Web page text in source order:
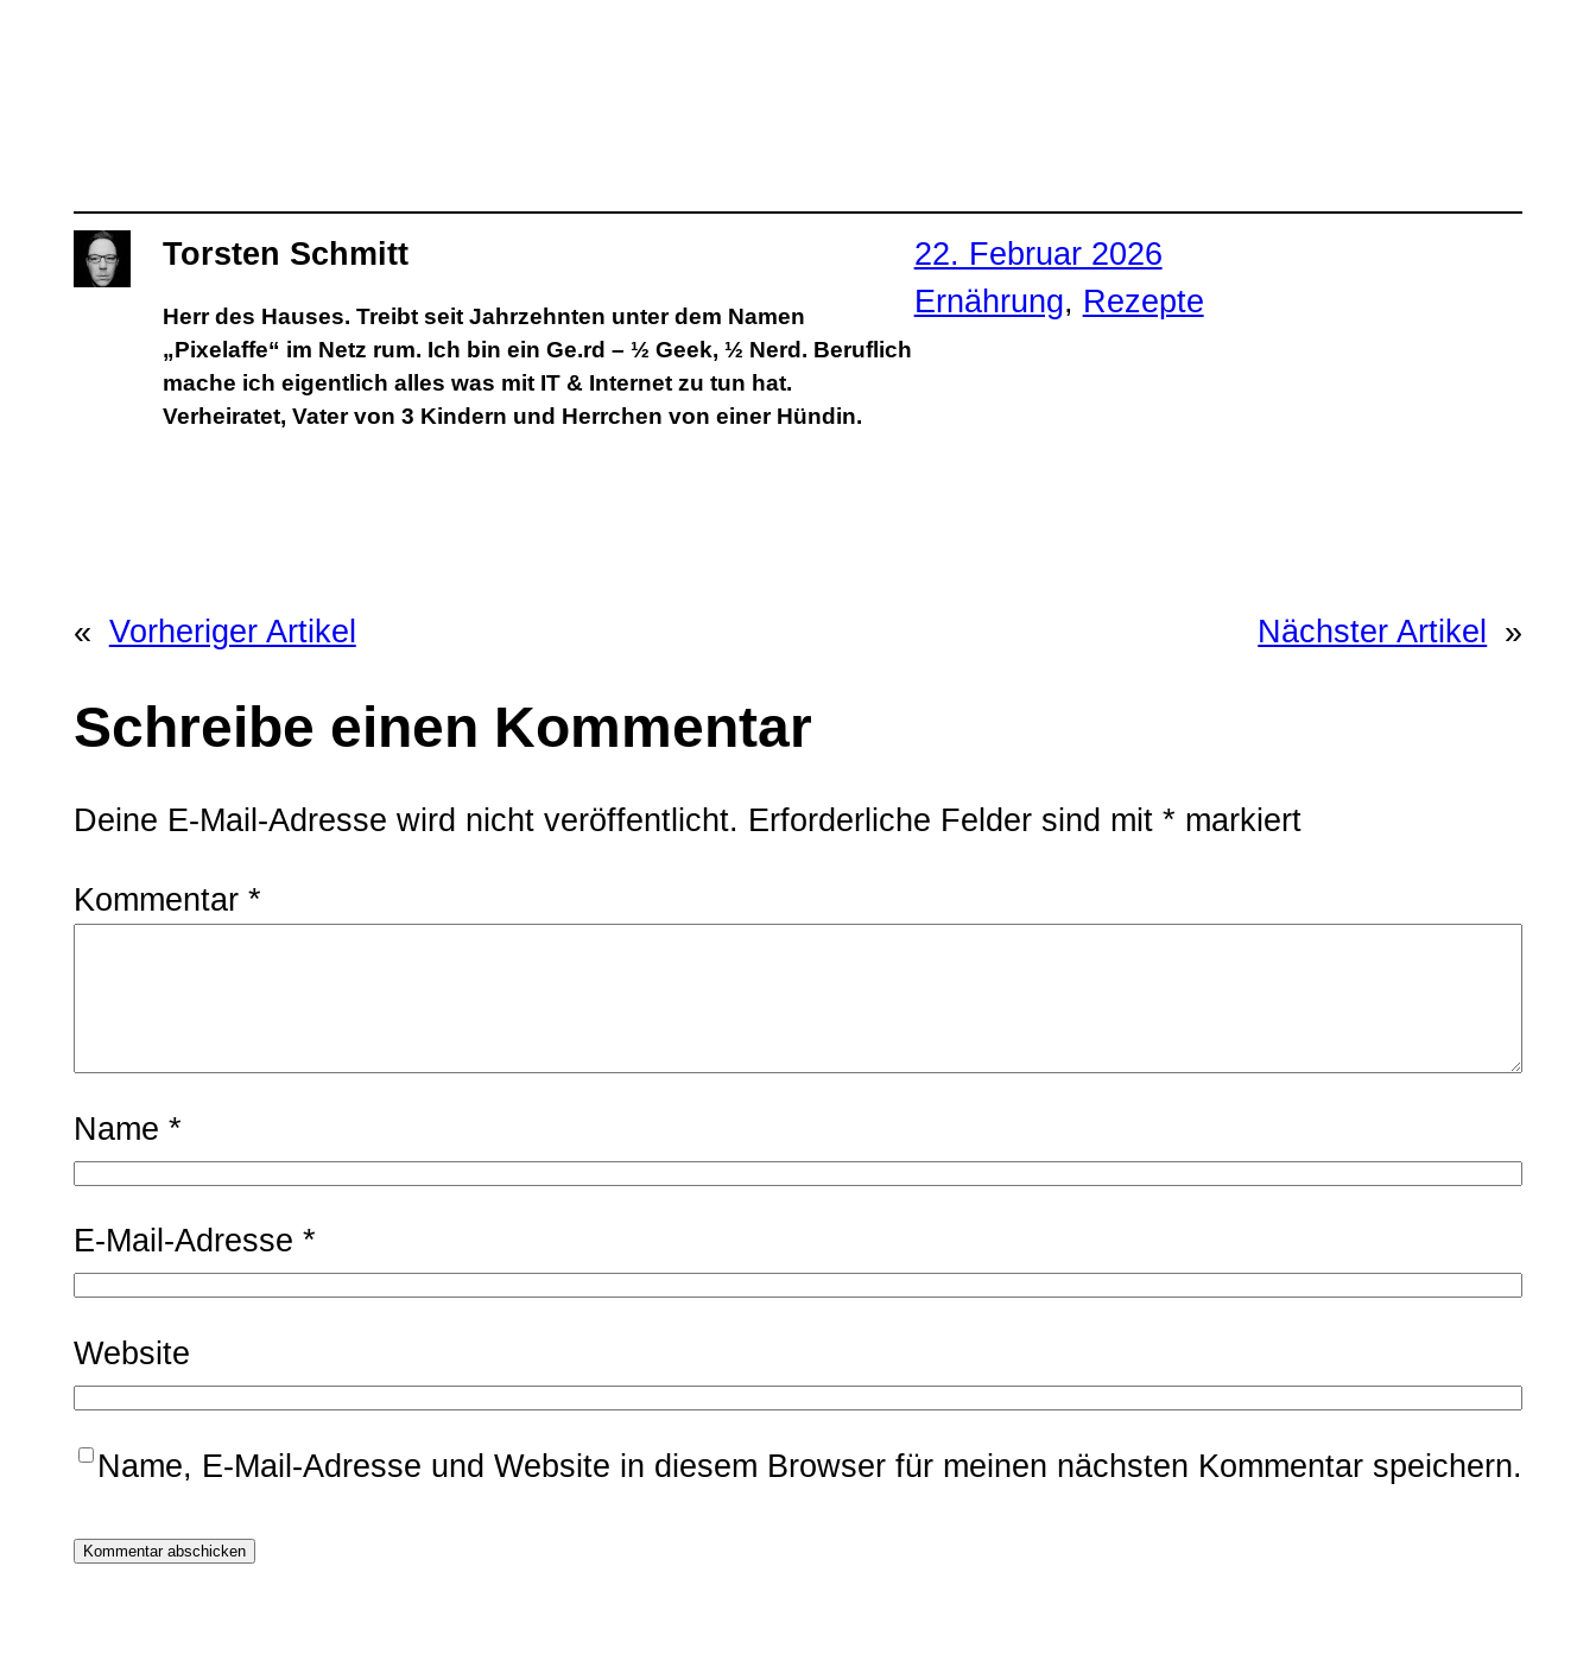
Torsten Schmitt
Herr des Hauses. Treibt seit Jahrzehnten unter dem Namen
„Pixelaffe“ im Netz rum. Ich bin ein Ge.rd – ½ Geek, ½ Nerd. Beruflich
mache ich eigentlich alles was mit IT & Internet zu tun hat.
Verheiratet, Vater von 3 Kindern und Herrchen von einer Hündin.
22. Februar 2026
Ernährung, Rezepte
« Vorheriger Artikel Nächster Artikel »
Schreibe einen Kommentar
Deine E-Mail-Adresse wird nicht veröffentlicht. Erforderliche Felder sind mit * markiert
Kommentar *
Name *
E-Mail-Adresse *
Website
Name, E-Mail-Adresse und Website in diesem Browser für meinen nächsten Kommentar speichern.